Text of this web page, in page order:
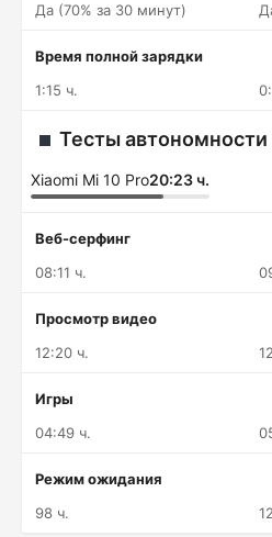
Да (70% за 30 минут)
Время полной зарядки
1:15 ч.
Тесты автономности
Xiaomi Mi 10 Pro20:23 ч.
Веб-серфинг
08:11 ч.
Просмотр видео
12:20 ч.
Игры
04:49 ч.
Режим ожидания
98 ч.